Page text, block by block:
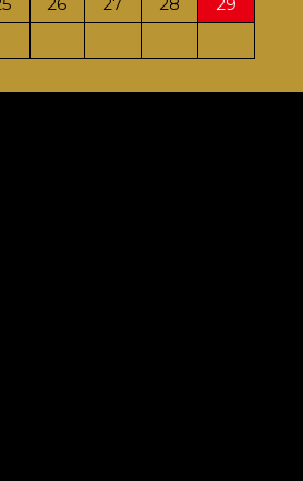
26 27 28
29